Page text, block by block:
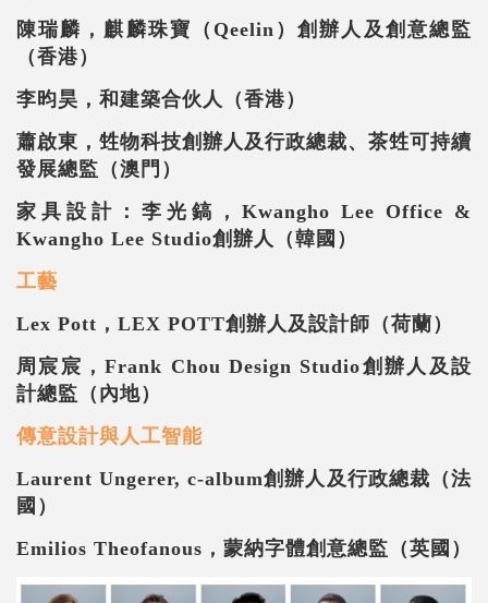
陳瑞麟，麒麟珠寶（ Qeelin ）創辦人及創意總監
（香港）
李昀昊，和建築合伙人（香港）
蕭啟東，甡物科技創辦人及行政總裁、茶甡可持續
發展總監（澳門）
家具設計：李光鎬， Kwangho Lee Office &
Kwangho Lee Studio創辦人（韓國）
工藝
Lex Pott ， LEX POTT創辦人及設計師（荷蘭）
周宸宸，Frank Chou Design Studio創辦人及設
計總監（內地）
傳意設計與人工智能
Laurent Ungerer, c-album創辦人及行政總裁（法
國）
Emilios Theofanous ，蒙納字體創意總監（英國）